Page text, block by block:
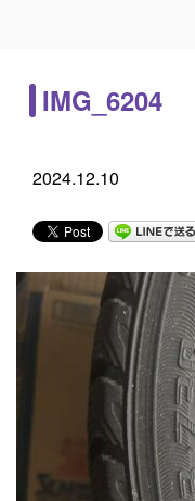
IMG_6204
2024.12.10